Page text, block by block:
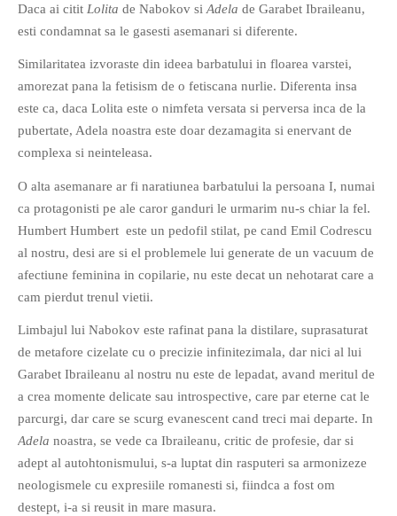
challenge of creating your
own acrostics and describing
famous movies by using the
very letters of their titles!
RASFOIESTE
Ce fac?
Clasicul „Despre mine…”
Contact
Daca ai citit Lolita de Nabokov si Adela de Garabet Ibraileanu,
esti condamnat sa le gasesti asemanari si diferente.
Similaritatea izvoraste din ideea barbatului in floarea varstei,
amorezat pana la fetisism de o fetiscana nurlie. Diferenta insa
este ca, daca Lolita este o nimfeta versata si perversa inca de la
pubertate, Adela noastra este doar dezamagita si enervant de
complexa si neinteleasa.
O alta asemanare ar fi naratiunea barbatului la persoana I, numai
ca protagonisti pe ale caror ganduri le urmarim nu-s chiar la fel.
Humbert Humbert este un pedofil stilat, pe cand Emil Codrescu
al nostru, desi are si el problemele lui generate de un vacuum de
afectiune feminina in copilarie, nu este decat un nehotarat care a
cam pierdut trenul vietii.
Limbajul lui Nabokov este rafinat pana la distilare, suprasaturat
de metafore cizelate cu o precizie infinitezimala, dar nici al lui
Garabet Ibraileanu al nostru nu este de lepadat, avand meritul de
a crea momente delicate sau introspective, care par eterne cat le
parcurgi, dar care se scurg evanescent cand treci mai departe. In
Adela noastra, se vede ca Ibraileanu, critic de profesie, dar si
adept al autohtonismului, s-a luptat din rasputeri sa armonizeze
neologismele cu expresiile romanesti si, fiindca a fost om
destept, i-a si reusit in mare masura.